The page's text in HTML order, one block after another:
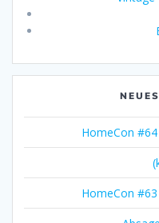
HomeCon
HomeCon